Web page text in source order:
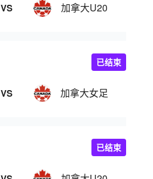
VS 加拿大U20
VS 加拿大女足
已结束
已结束